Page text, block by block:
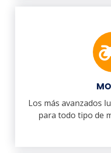
Los más avanzados
para todo tipo de